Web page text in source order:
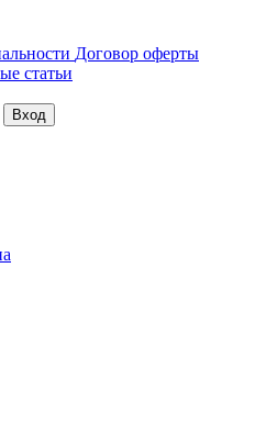
Договор оферты
статьи
Вход